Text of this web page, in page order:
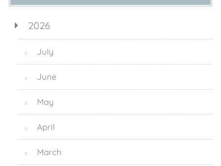
2026
▷ July
▷ June
▷ May
▷ April
▷ March